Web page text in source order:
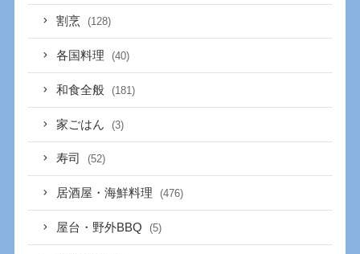
割烹 (128)
各国料理 (40)
和食全般 (181)
家ごはん (3)
寿司 (52)
居酒屋・海鮮料理 (476)
屋台・野外BBQ (5)